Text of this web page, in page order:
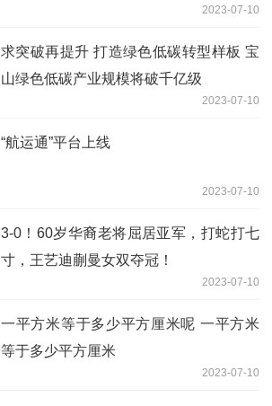
2023-07-10
求突破再提升 打造绿色低碳转型样板 宝
山绿色低碳产业规模将破千亿级
2023-07-10
“航运通”平台上线
2023-07-10
3-0！60岁华裔老将屈居亚军，打蛇打七
寸，王艺迪蒯曼女双夺冠！
2023-07-10
一平方米等于多少平方厘米呢 一平方米
等于多少平方厘米
2023-07-10